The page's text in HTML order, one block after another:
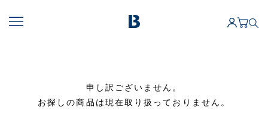
申し訳ございません。
お探しの商品は現在取り扱っておりません。